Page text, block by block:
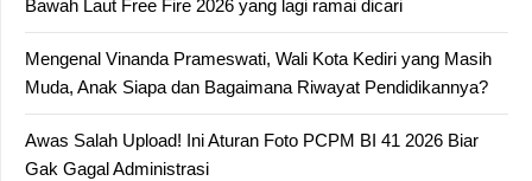
Bawah Laut Free Fire 2026 yang lagi ramai dicari
Mengenal Vinanda Prameswati, Wali Kota Kediri yang Masih
Muda, Anak Siapa dan Bagaimana Riwayat Pendidikannya?
Awas Salah Upload! Ini Aturan Foto PCPM BI 41 2026 Biar
Gak Gagal Administrasi